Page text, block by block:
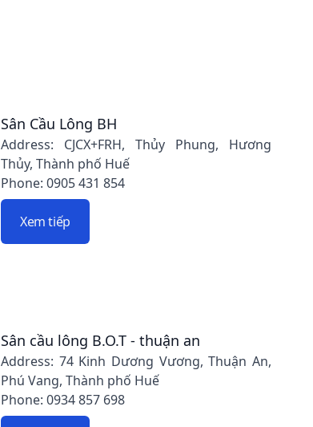
Sân Cầu Lông BH
Address: CJCX+FRH, Thủy Phung, Hương
Thủy, Thành phố Huế
Phone: 0905 431 854
Xem tiếp
Sân cầu lông B.O.T - thuận an
Address: 74 Kinh Dương Vương, Thuận An,
Phú Vang, Thành phố Huế
Phone: 0934 857 698